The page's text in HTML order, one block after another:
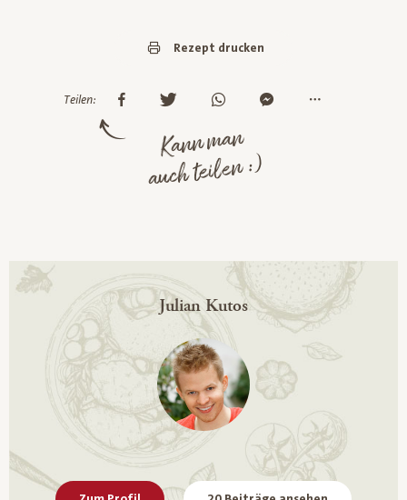
Rezept drucken
Teilen:
Kann man
auch teilen :)
Julian Kutos